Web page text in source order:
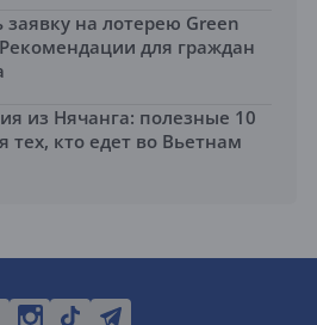
заявку на лотерею Green
для граждан
из Нячанга: полезные 10
тех, кто едет во Вьетнам